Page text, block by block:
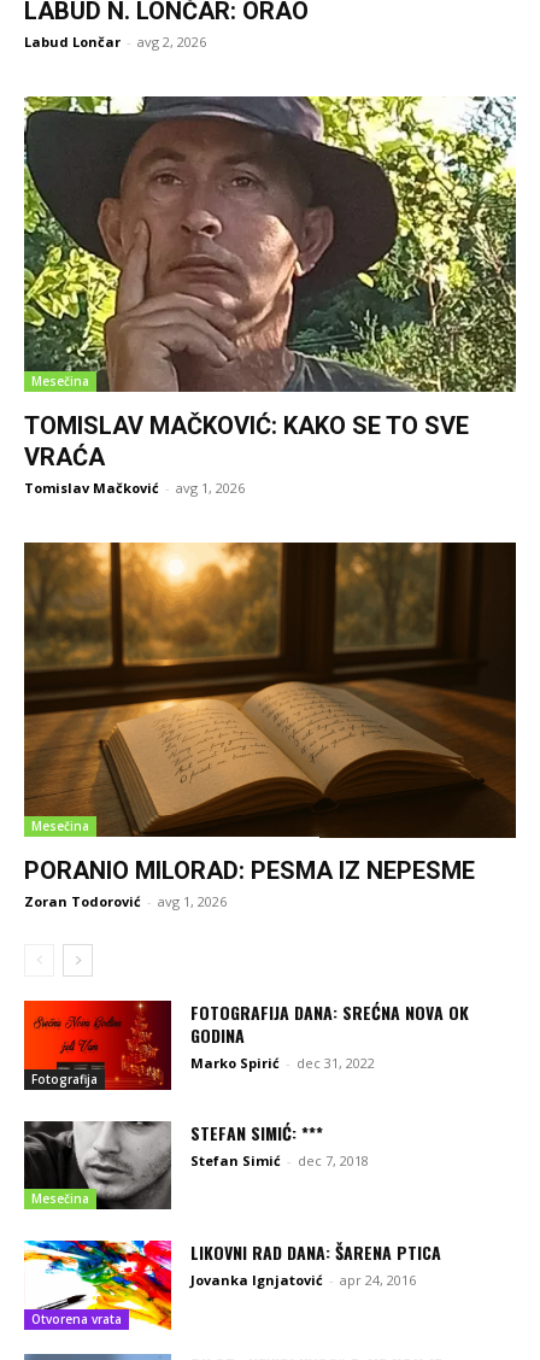
LABUD N. LONČAR: ORAO
Labud Lončar - avg 2, 2026
Mesečina
TOMISLAV MAČKOVIĆ: KAKO SE TO SVE
VRAĆA
Tomislav Mačković - avg 1, 2026
Mesečina
PORANIO MILORAD: PESMA IZ NEPESME
Zoran Todorović - avg 1, 2026
Fotografija
FOTOGRAFIJA DANA: SREĆNA NOVA OK
GODINA
Marko Spirić - dec 31, 2022
Mesečina
STEFAN SIMIĆ: ***
Stefan Simić - dec 7, 2018
Otvorena vrata
LIKOVNI RAD DANA: ŠARENA PTICA
Jovanka Ignjatović - apr 24, 2016